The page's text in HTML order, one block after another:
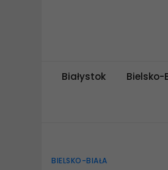
Białystok Bielsko-
BIELSKO-BIAŁA